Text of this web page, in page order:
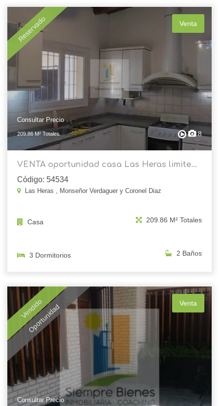
Reservado Venta
Consultar Precio
209.86 M² Totales 8
VENTA oportunidad casa Las Heras limite...
Código: 54534
Las Heras , Monseñor Verdaguer y Coronel Diaz
Casa 209.86 M² Totales
3 Dormitorios 2 Baños
Vendido
Oportunidad Venta
Consultar Precio